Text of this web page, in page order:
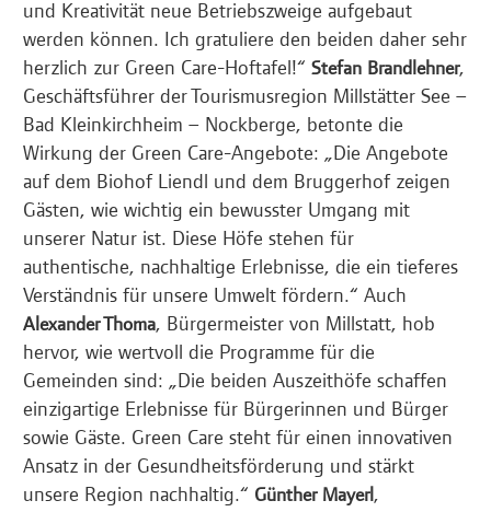
und Kreativität neue Betriebszweige aufgebaut
werden können. Ich gratuliere den beiden daher sehr
herzlich zur Green Care-Hoftafel!“ Stefan Brandlehner,
Geschäftsführer der Tourismusregion Millstätter See –
Bad Kleinkirchheim – Nockberge, betonte die
Wirkung der Green Care-Angebote: „Die Angebote
auf dem Biohof Liendl und dem Bruggerhof zeigen
Gästen, wie wichtig ein bewusster Umgang mit
unserer Natur ist. Diese Höfe stehen für
authentische, nachhaltige Erlebnisse, die ein tieferes
Verständnis für unsere Umwelt fördern.“ Auch
Alexander Thoma, Bürgermeister von Millstatt, hob
hervor, wie wertvoll die Programme für die
Gemeinden sind: „Die beiden Auszeithöfe schaffen
einzigartige Erlebnisse für Bürgerinnen und Bürger
sowie Gäste. Green Care steht für einen innovativen
Ansatz in der Gesundheitsförderung und stärkt
unsere Region nachhaltig.“ Günther Mayerl,